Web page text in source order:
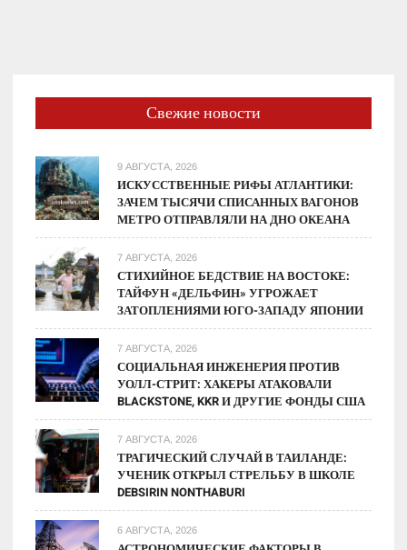
нюансы
Свежие новости
9 АВГУСТА, 2026
ИСКУССТВЕННЫЕ РИФЫ АТЛАНТИКИ:
ЗАЧЕМ ТЫСЯЧИ СПИСАННЫХ ВАГОНОВ
МЕТРО ОТПРАВЛЯЛИ НА ДНО ОКЕАНА
7 АВГУСТА, 2026
СТИХИЙНОЕ БЕДСТВИЕ НА ВОСТОКЕ:
ТАЙФУН «ДЕЛЬФИН» УГРОЖАЕТ
ЗАТОПЛЕНИЯМИ ЮГО-ЗАПАДУ ЯПОНИИ
7 АВГУСТА, 2026
СОЦИАЛЬНАЯ ИНЖЕНЕРИЯ ПРОТИВ
УОЛЛ-СТРИТ: ХАКЕРЫ АТАКОВАЛИ
BLACKSTONE, KKR И ДРУГИЕ ФОНДЫ США
7 АВГУСТА, 2026
ТРАГИЧЕСКИЙ СЛУЧАЙ В ТАИЛАНДЕ:
УЧЕНИК ОТКРЫЛ СТРЕЛЬБУ В ШКОЛЕ
DEBSIRIN NONTHABURI
6 АВГУСТА, 2026